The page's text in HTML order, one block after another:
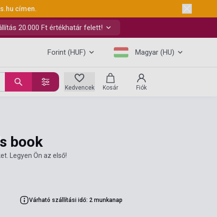
címen.
20.000 Ft értékhatár felett!
Forint (HUF) Magyar (HU)
Kedvencek Kosár Fiók
book
Legyen Ön az első!
Várható szállítási idő: 2 munkanap